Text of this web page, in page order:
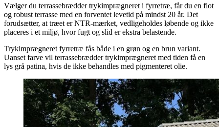
Vælger du terrassebrædder trykimprægneret i fyrretræ, får du en flot
og robust terrasse med en forventet levetid på mindst 20 år. Det
forudsætter, at træet er NTR-mærket, vedligeholdes løbende og ikke
placeres i et miljø, hvor fugt og slid er ekstra belastende.
Trykimprægneret fyrretræ fås både i en grøn og en brun variant.
Uanset farve vil terrassebrædder trykimprægneret med tiden få en
lys grå patina, hvis de ikke behandles med pigmenteret olie.